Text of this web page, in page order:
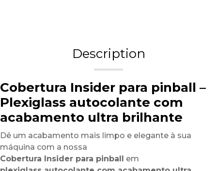
Description
Cobertura Insider para pinball –
Plexiglass autocolante com
acabamento ultra brilhante
Dê um acabamento mais limpo e elegante à sua
máquina com a nossa
Cobertura Insider para pinball em